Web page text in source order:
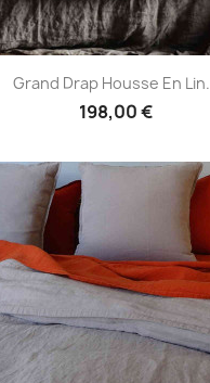
Grand Drap Housse En
198,00 €